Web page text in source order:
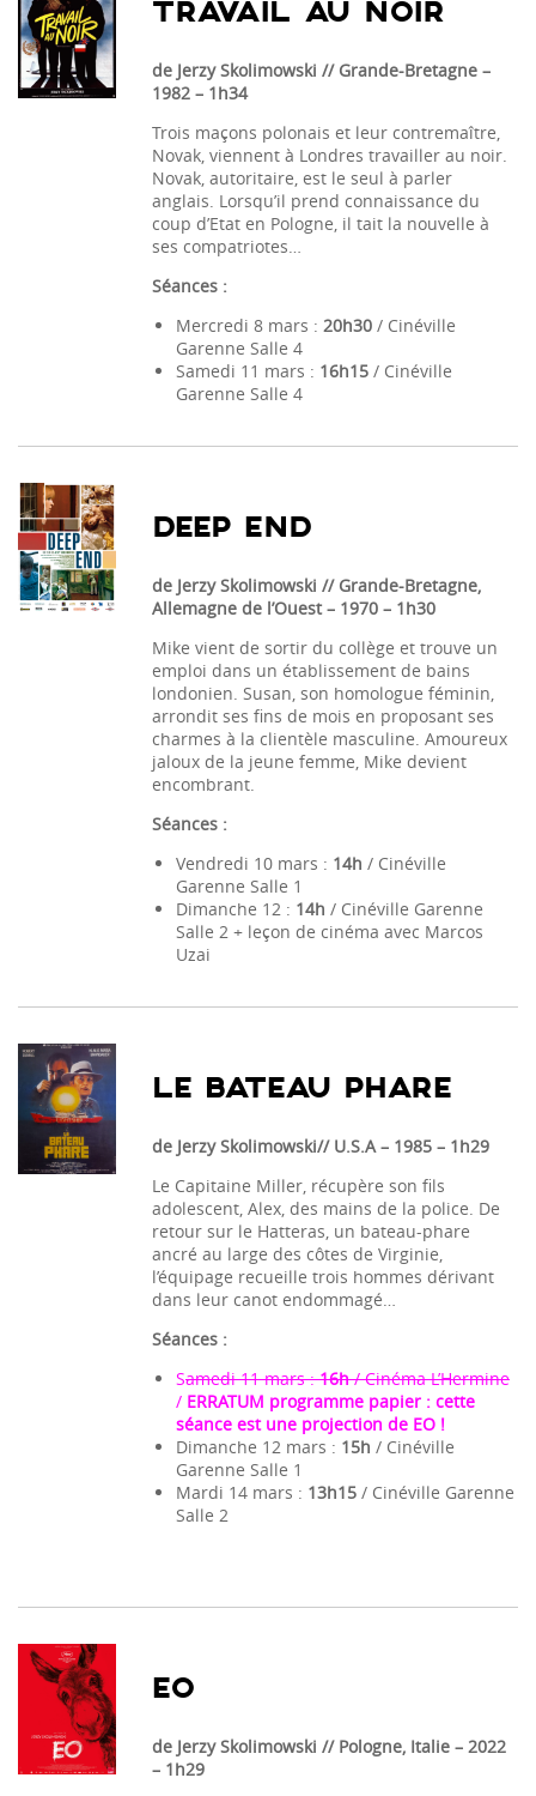
TRAVAIL AU NOIR
de Jerzy Skolimowski // Grande-Bretagne –
1982 – 1h34
Trois maçons polonais et leur contremaître,
Novak, viennent à Londres travailler au noir.
Novak, autoritaire, est le seul à parler
anglais. Lorsqu’il prend connaissance du
coup d’Etat en Pologne, il tait la nouvelle à
ses compatriotes…
Séances :
Mercredi 8 mars : 20h30 / Cinéville
Garenne Salle 4
Samedi 11 mars : 16h15 / Cinéville
Garenne Salle 4
DEEP END
de Jerzy Skolimowski // Grande-Bretagne,
Allemagne de l’Ouest – 1970 – 1h30
Mike vient de sortir du collège et trouve un
emploi dans un établissement de bains
londonien. Susan, son homologue féminin,
arrondit ses fins de mois en proposant ses
charmes à la clientèle masculine. Amoureux
jaloux de la jeune femme, Mike devient
encombrant.
Séances :
Vendredi 10 mars : 14h / Cinéville
Garenne Salle 1
Dimanche 12 : 14h / Cinéville Garenne
Salle 2 + leçon de cinéma avec Marcos
Uzai
LE BATEAU PHARE
de Jerzy Skolimowski// U.S.A – 1985 – 1h29
Le Capitaine Miller, récupère son fils
adolescent, Alex, des mains de la police. De
retour sur le Hatteras, un bateau-phare
ancré au large des côtes de Virginie,
l’équipage recueille trois hommes dérivant
dans leur canot endommagé…
Séances :
Samedi 11 mars :16h/ Cinéma L’Hermine
/ ERRATUM programme papier : cette
séance est une projection de EO !
Dimanche 12 mars : 15h / Cinéville
Garenne Salle 1
Mardi 14 mars : 13h15 / Cinéville Garenne
Salle 2
EO
de Jerzy Skolimowski // Pologne, Italie – 2022
– 1h29